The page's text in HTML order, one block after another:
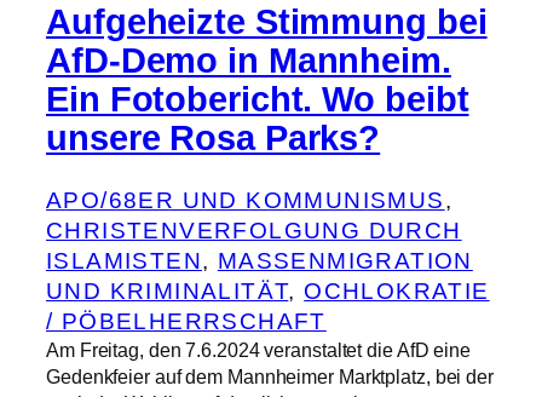
Aufgeheizte Stimmung bei
AfD-Demo in Mannheim.
Ein Fotobericht. Wo beibt
unsere Rosa Parks?
APO/68ER UND KOMMUNISMUS
CHRISTENVERFOLGUNG DURCH
ISLAMISTEN, MASSENMIGRATION
UND KRIMINALITÄT, OCHLOKRATIE
/ PÖBELHERRSCHAFT
Am Freitag, den 7.6.2024 veranstaltet die AfD eine
Gedenkfeier auf dem Mannheimer Marktplatz, bei der